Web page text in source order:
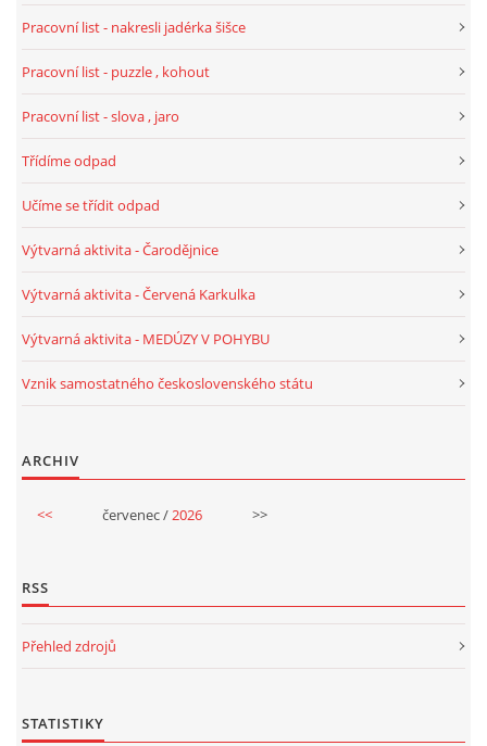
STÁTNÍ SVÁTKY
20.10. DEN STROMŮ
DUŠIČKY
SVATÝ MARTIN
SVATÁ KATEŘINA 25.LISTOPADU
SVATÁ BARBORA 4.12.
MIKULÁŠ, ČERTI
MASOPUST
Pracovní list - nakresli jadérka šišce
Pracovní list - puzzle , kohout
Pracovní list - slova , jaro
Třídíme odpad
Učíme se třídit odpad
Výtvarná aktivita - Čarodějnice
Výtvarná aktivita - Červená Karkulka
Výtvarná aktivita - MEDÚZY V POHYBU
Vznik samostatného československého státu
ARCHIV
<< červenec /2026 >>
RSS
Přehled zdrojů
STATISTIKY